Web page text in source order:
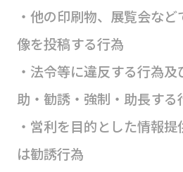
・他の印刷物、展覧会な
像を投稿する行為
・法令等に違反する行為
助・勧誘・強制・助長する
・営利を目的とした情報
は勧誘行為